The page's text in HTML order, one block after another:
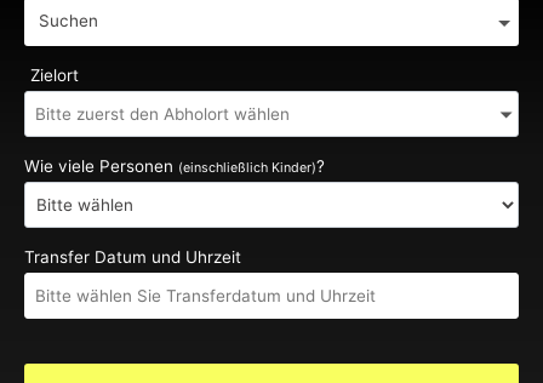
Suchen
Zielort
Wie viele Personen (einschließlich Kinder)?
Transfer Datum und Uhrzeit